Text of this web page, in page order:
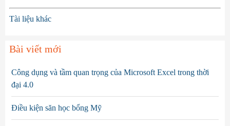
Tài liệu khác
Bài viết mới
Công dụng và tầm quan trọng của Microsoft Excel trong thời
đại 4.0
Điều kiện săn học bổng Mỹ